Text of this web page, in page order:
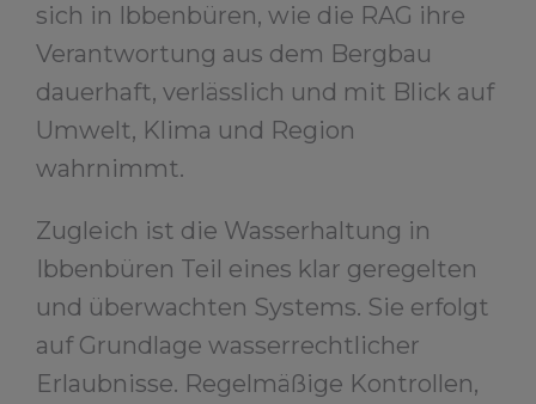
sich in Ibbenbüren, wie die RAG ihre
Verantwortung aus dem Bergbau
dauerhaft, verlässlich und mit Blick auf
Umwelt, Klima und Region
wahrnimmt.
Zugleich ist die Wasserhaltung in
Ibbenbüren Teil eines klar geregelten
und überwachten Systems. Sie erfolgt
auf Grundlage wasserrechtlicher
Erlaubnisse. Regelmäßige Kontrollen,